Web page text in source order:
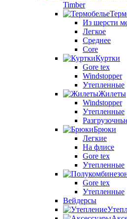
Timber
Из шерсти
Легкое
Среднее
Core
Куртки
Gore tex
Windstopper
Утепленные
Жилеты
Windstopper
Утепленные
Брюки
Легкие
На флисе
Gore tex
Утепленные
Gore tex
Утепленные
Вейдерсы